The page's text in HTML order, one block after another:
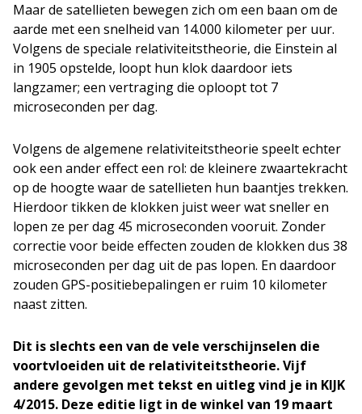
Maar de satellieten bewegen zich om een baan om de
aarde met een snelheid van 14.000 kilometer per uur.
Volgens de speciale relativiteitstheorie, die Einstein al
in 1905 opstelde, loopt hun klok daardoor iets
langzamer; een vertraging die oploopt tot 7
microseconden per dag.
Volgens de algemene relativiteitstheorie speelt echter
ook een ander effect een rol: de kleinere zwaartekracht
op de hoogte waar de satellieten hun baantjes trekken.
Hierdoor tikken de klokken juist weer wat sneller en
lopen ze per dag 45 microseconden vooruit. Zonder
correctie voor beide effecten zouden de klokken dus 38
microseconden per dag uit de pas lopen. En daardoor
zouden GPS-positiebepalingen er ruim 10 kilometer
naast zitten.
Dit is slechts een van de vele verschijnselen die
voortvloeiden uit de relativiteitstheorie. Vijf
andere gevolgen met tekst en uitleg vind je in KIJK
4/2015. Deze editie ligt in de winkel van 19 maart